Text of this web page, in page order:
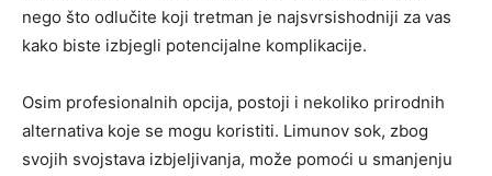
nego što odlučite koji tretman je najsvrsishodniji za vas
kako biste izbjegli potencijalne komplikacije.
Osim profesionalnih opcija, postoji i nekoliko prirodnih
alternativa koje se mogu koristiti. Limunov sok, zbog
svojih svojstava izbjeljivanja, može pomoći u smanjenju